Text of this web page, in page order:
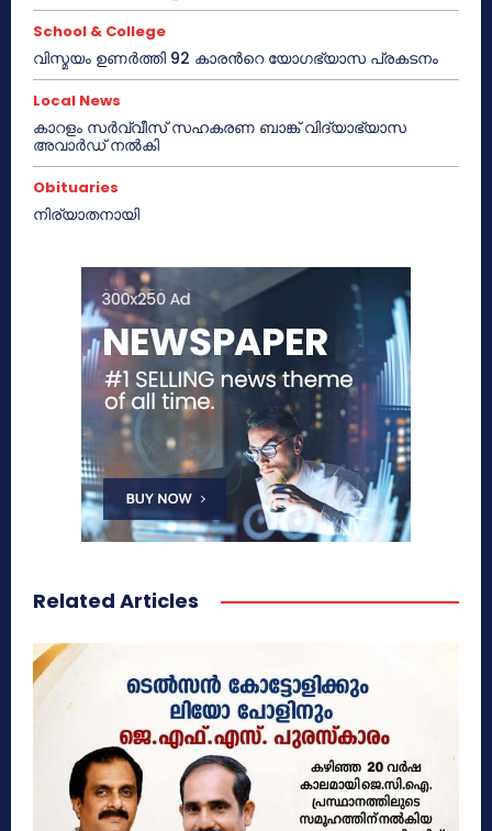
School & College
വിസ്മയം ഉണർത്തി 92 കാരൻറെ യോഗഭ്യാസ പ്രകടനം
Local News
കാറളം സർവ്വീസ് സഹകരണ ബാങ്ക് വിദ്യാഭ്യാസ
അവാർഡ് നൽകി
Obituaries
നിര്യാതനായി
Related Articles